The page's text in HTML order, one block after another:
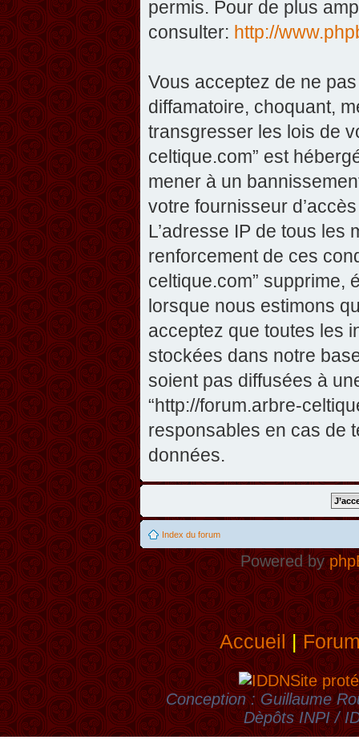
permis. Pour de plus
consulter: http://
Vous acceptez de ne
diffamatoire, choquant,
transgresser les lois de
celtique.com” est
mener à un
votre fournisseur
L’adresse IP de tous
renforcement de ces
celtique.com” supprime,
lorsque nous estimons
acceptez que toutes les
stockées dans notre
soient pas diffusées à
“http://forum.arbre-
responsables en cas de
données.
Index du forum
Powered by
Accueil|
Site
Conception : Guillaume
Dèpôts INPI /